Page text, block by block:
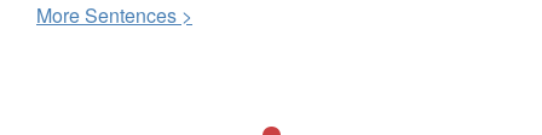
MoreSentences >